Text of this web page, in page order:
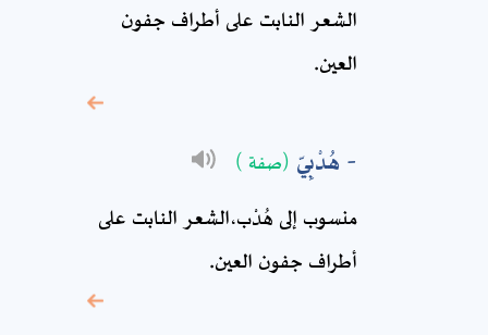
الشعر النابت على أطراف جفون
العين.
هُدْبِيّ (صفة )
منسوب إلى هُدْب،الشعر النابت على
أطراف جفون العين.* sign, it means are
required fields